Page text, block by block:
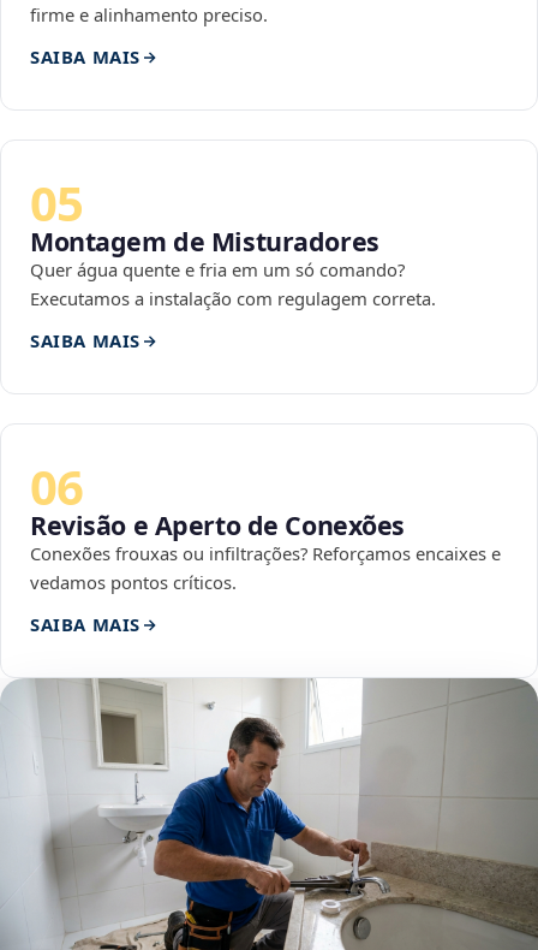
firme e alinhamento preciso.
SAIBA MAIS
05
Montagem de Misturadores
Quer água quente e fria em um só comando?
Executamos a instalação com regulagem correta.
SAIBA MAIS
06
Revisão e Aperto de Conexões
Conexões frouxas ou infiltrações? Reforçamos encaixes e
vedamos pontos críticos.
SAIBA MAIS